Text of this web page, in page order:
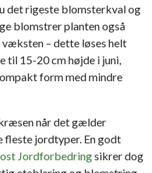
det rigeste blomsterkval og
blomstrer planten også
– dette løses helt
til 15-20 cm højde i juni,
form med mindre
når det gælder
fleste jordtyper. En godt
Jordforbedringsikrer dog